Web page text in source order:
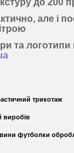
до 200
але і
та логотипи
трикотаж
виробів
футболки